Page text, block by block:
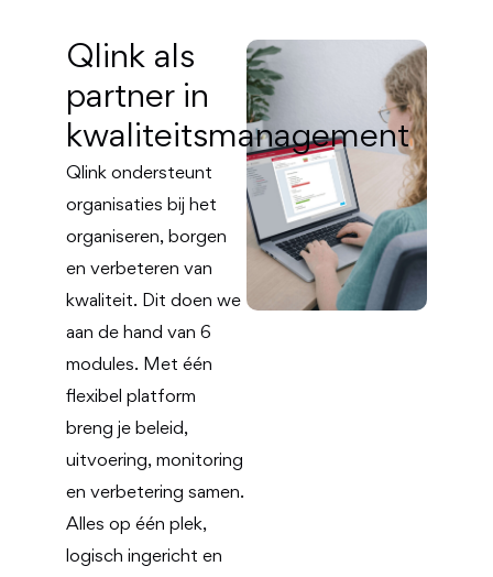
Qlink als
partner in
kwaliteitsmanagement
Qlink ondersteunt
organisaties bij het
organiseren, borgen
en verbeteren van
kwaliteit. Dit doen we
aan de hand van 6
modules. Met één
flexibel platform
breng je beleid,
uitvoering, monitoring
en verbetering samen.
Alles op één plek,
logisch ingericht en